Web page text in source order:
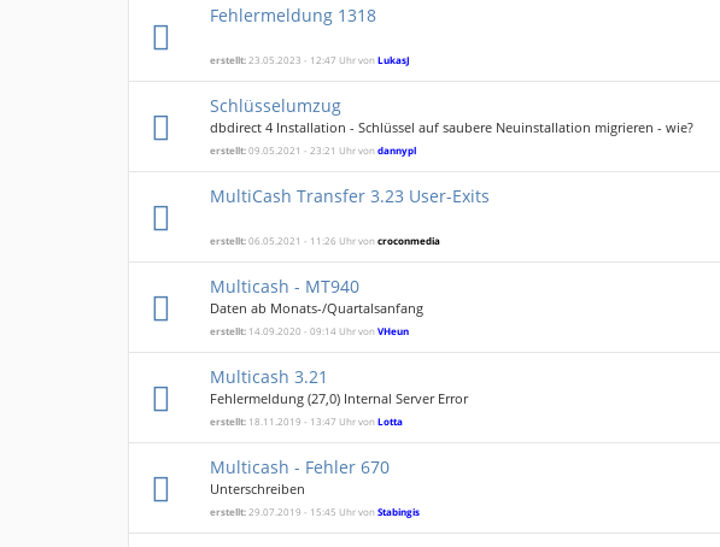
Fehlermeldung 1318
erstellt: 23.05.2023 - 12:47 Uhr vonLukasJ
Schlüsselumzug
dbdirect 4 Installation - Schlüssel auf saubere Neuinstallation migrieren - wie?
erstellt:09.05.2021 - 23:21 Uhr vondannypl
MultiCash Transfer 3.23 User-Exits
erstellt:06.05.2021 - 11:26 Uhr voncroconmedia
Multicash - MT940
Daten ab Monats-/Quartalsanfang
erstellt: 14.09.2020 - 09:14 Uhr vonVHeun
Multicash 3.21
Fehlermeldung (27,0) Internal Server Error
erstellt: 18.11.2019 - 13:47 Uhr vonLotta
Multicash - Fehler 670
Unterschreiben
erstellt: 29.07.2019 - 15:45 Uhr vonStabingis